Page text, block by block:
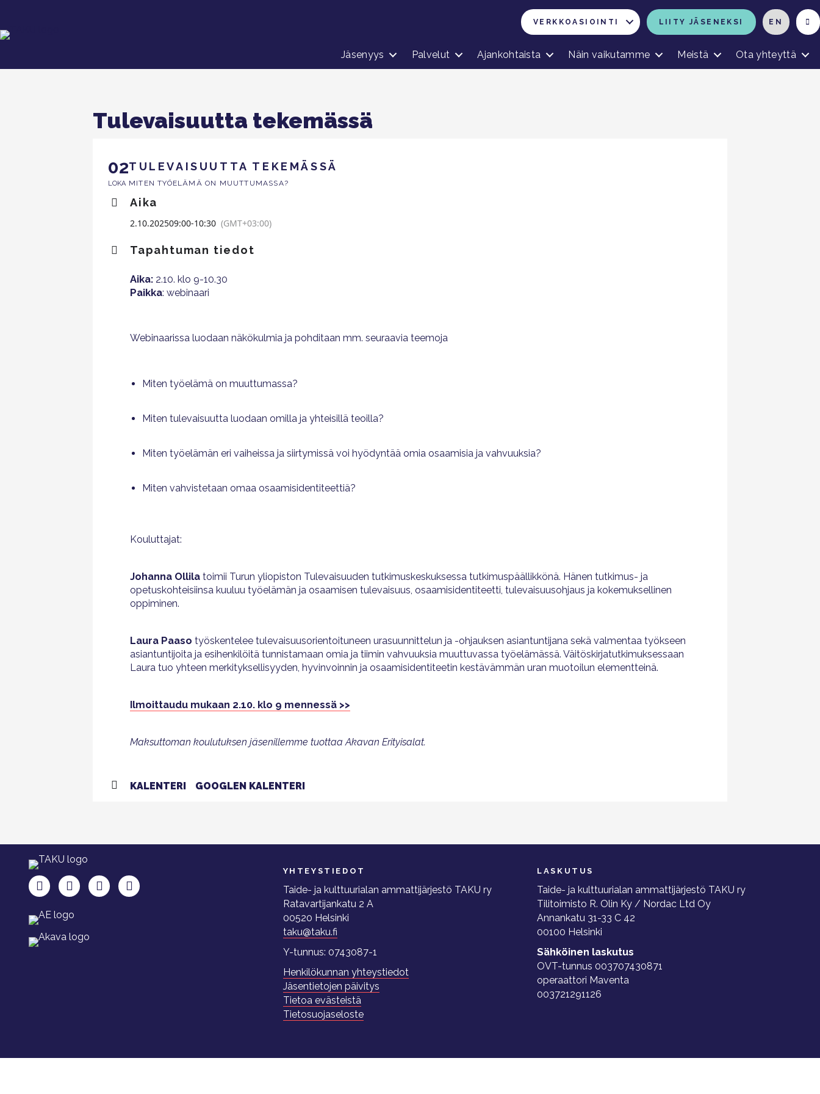
VERKKOASIOINTI LIITY JÄSENEKSI EN
Jäsenyys Palvelut Ajankohtaista Näin vaikutamme Meistä Ota yhteyttä
Tulevaisuutta tekemässä
02
LOKA
TULEVAISUUTTA TEKEMÄSSÄ
MITEN TYÖELÄMÄ ON MUUTTUMASSA?
Aika
2.10.202509:00-10:30 (GMT+03:00)
Tapahtuman tiedot
Aika: 2.10. klo 9-10.30
Paikka: webinaari
Webinaarissa luodaan näkökulmia ja pohditaan mm. seuraavia teemoja
Miten työelämä on muuttumassa?
Miten tulevaisuutta luodaan omilla ja yhteisillä teoilla?
Miten työelämän eri vaiheissa ja siirtymissä voi hyödyntää omia osaamisia ja vahvuuksia?
Miten vahvistetaan omaa osaamisidentiteettiä?
Kouluttajat:
Johanna Ollila toimii Turun yliopiston Tulevaisuuden tutkimuskeskuksessa tutkimuspäällikkönä. Hänen tutkimus- ja
opetuskohteisiinsa kuuluu työelämän ja osaamisen tulevaisuus, osaamisidentiteetti, tulevaisuusohjaus ja kokemuksellinen
oppiminen.
Laura Paaso työskentelee tulevaisuusorientoituneen urasuunnittelun ja -ohjauksen asiantuntijana sekä valmentaa työkseen
asiantuntijoita ja esihenkilöitä tunnistamaan omia ja tiimin vahvuuksia muuttuvassa työelämässä. Väitöskirjatutkimuksessaan
Laura tuo yhteen merkityksellisyyden, hyvinvoinnin ja osaamisidentiteetin kestävämmän uran muotoilun elementteinä.
Ilmoittaudu mukaan 2.10. klo 9 mennessä >>
Maksuttoman koulutuksen jäsenillemme tuottaa Akavan Erityisalat.
KALENTERI GOOGLEN KALENTERI
TAKU Facebookissa
TAKU Twitterissä
TAKU Instagramissa
TAKU LinkedInissä
YHTEYSTIEDOT
Taide- ja kulttuurialan ammattijärjestö TAKU ry
Ratavartijankatu 2 A
00520 Helsinki
taku@taku.fi
Y-tunnus: 0743087-1
Henkilökunnan yhteystiedot
Jäsentietojen päivitys
Tietoa evästeistä
Tietosuojaseloste
LASKUTUS
Taide- ja kulttuurialan ammattijärjestö TAKU ry
Tilitoimisto R. Olin Ky / Nordac Ltd Oy
Annankatu 31-33 C 42
00100 Helsinki
Sähköinen laskutus
OVT-tunnus 003707430871
operaattori Maventa
003721291126